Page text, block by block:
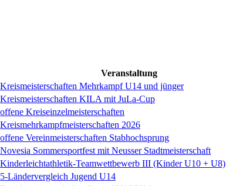
Veranstaltung
Kreismeisterschaften Mehrkampf U14 und jünger
Kreismeisterschaften KILA mit JuLa-Cup
offene Kreiseinzelmeisterschaften
Kreismehrkampfmeisterschaften 2026
offene Vereinmeisterschaften Stabhochsprung
Novesia Sommersportfest mit Neusser Stadtmeisterschaft
Kinderleichtathletik-Teamwettbewerb III (Kinder U10 + U8)
5-Ländervergleich Jugend U14